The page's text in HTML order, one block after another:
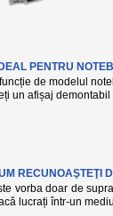
PENTRU
de modelul
un afișaj
RECUNOAŞTEŢI
vorba doar de
lucrați într-un